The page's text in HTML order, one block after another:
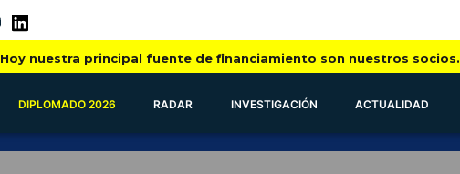
Hoy nuestra principal fuente de financiamiento son nuestros socios.
DIPLOMADO 2026 RADAR INVESTIGACIÓN ACTUALIDAD